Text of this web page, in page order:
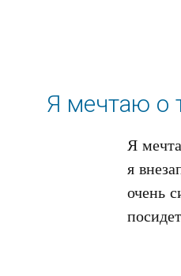
Я мечтаю о
Я
я
очень